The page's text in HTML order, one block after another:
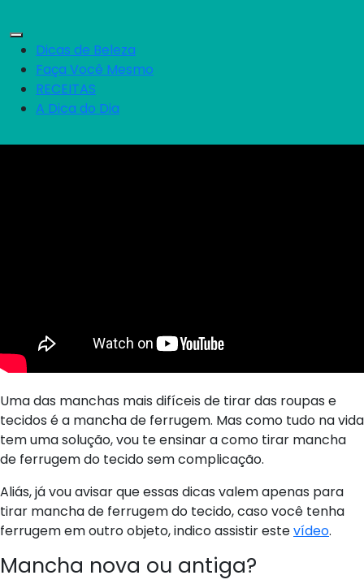
Dicas de Beleza
Faça Você Mesmo
RECEITAS
A Dica do Dia
Uma das manchas mais difíceis de tirar das roupas e
tecidos é a mancha de ferrugem. Mas como tudo na vida
tem uma solução, vou te ensinar a como tirar mancha
de ferrugem do tecido sem complicação.
Aliás, já vou avisar que essas dicas valem apenas para
tirar mancha de ferrugem do tecido, caso você tenha
ferrugem em outro objeto, indico assistir estevídeo.
Mancha nova ou antiga?